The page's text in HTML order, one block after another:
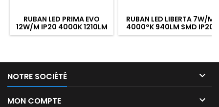
RUBAN LED PRIMA EVO
12W/M IP20 4000K 1210LM
IRC90 1M
RUBAN LED LIBERTA 7W/M
4000°K 940LM SMD IP20
1M
NOTRE SOCIÉTÉ 
MON COMPTE 